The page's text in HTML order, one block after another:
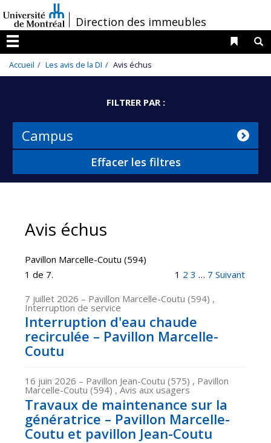
au
contenu
/Direction des immeubles
Menu
Liens
Accueil Les avis de la DI Avis échus
FILTRER PAR :
Campus
Effacer les filtres
Avis échus
Pavillon Marcelle-Coutu (594)
1 de 7.
1 2 3 … 7 Suivant
7 juillet 2026 – Pavillon Marcelle-Coutu (594) ,
Interruption de service
Interruption d'eau chaude
recirculée – Pavillon Marcelle-
Coutu
16 juin 2026 – Pavillon Jean-Coutu (575) , Pavillon
Marcelle-Coutu (594) , Avis aux usagers
Travaux de maintenance sur la
génératrice – Pavillon Marcelle-
Coutu et pavillon Jean-Coutu